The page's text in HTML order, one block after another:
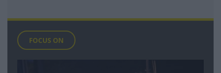
FOCUS ON